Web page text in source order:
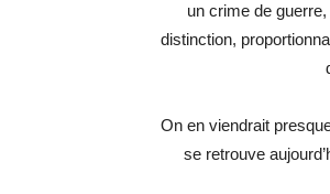
un crime de
distinction,
On en viendrait
se retrouve